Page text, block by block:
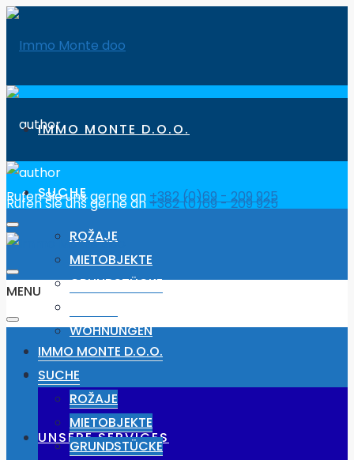
Rufen Sie uns gerne an+382 (0)69 - 209 925
IMMO MONTE D.O.O.
SUCHE
ROŽAJE
MIETOBJEKTE
GRUNDSTÜCKE
WOHNUNGEN
NEWS
UNSERE SERVICES
Rufen Sie uns gerne an +382 (0)69 - 209 925
MENU
IMMO MONTE D.O.O.
SUCHE
ROŽAJE
MIETOBJEKTE
GRUNDSTÜCKE